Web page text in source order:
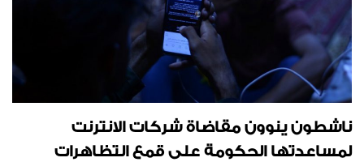
ناشطون ينوون مقاضاة شركات الانترنت
لمساعدتها الحكومة على قمع التظاهرات